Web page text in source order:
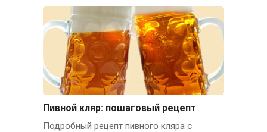
Пивной кляр: пошаговый рецепт
Подробный рецепт пивного кляра с